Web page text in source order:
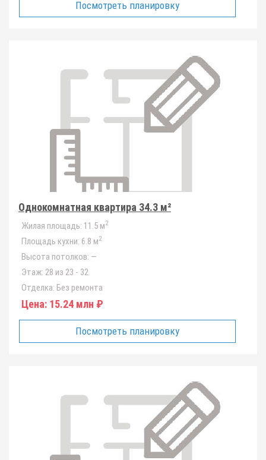
Посмотреть планировку
Однокомнатная квартира 34.3 м²
Жилая площадь: 11.5 м2
Площадь кухни: 6.8 м2
Высота потолков: —
Этаж: 28 из 23 - 32
Отделка: Без ремонта
Цена: 15.24 млн ₽
Посмотреть планировку